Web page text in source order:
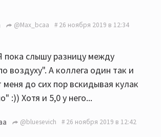
@Max_bcaa 26 ноября 2019 в 12:34
пока слышу разницу между
воздуху". А коллега один так и
меня до сих пор вскидывая кулак
:)) Хотя и 5,0 у него...
@bluesevich 26 ноября 2019 в 12:42